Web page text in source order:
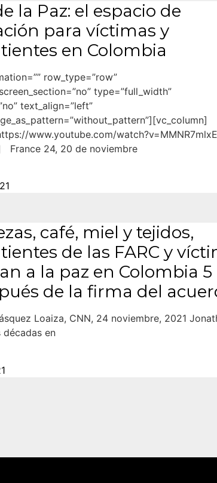
la Paz: el espacio de
para víctimas y
en Colombia
row_type=”row”
type=”full_width”
text_align=”left”
www.youtube.com/
France 24, 20 de noviembre
café, miel y tejidos,
de las FARC y
a la paz en Colombia 5
de la firma del
Loaiza, CNN, 24 noviembre, 2021
décadas en